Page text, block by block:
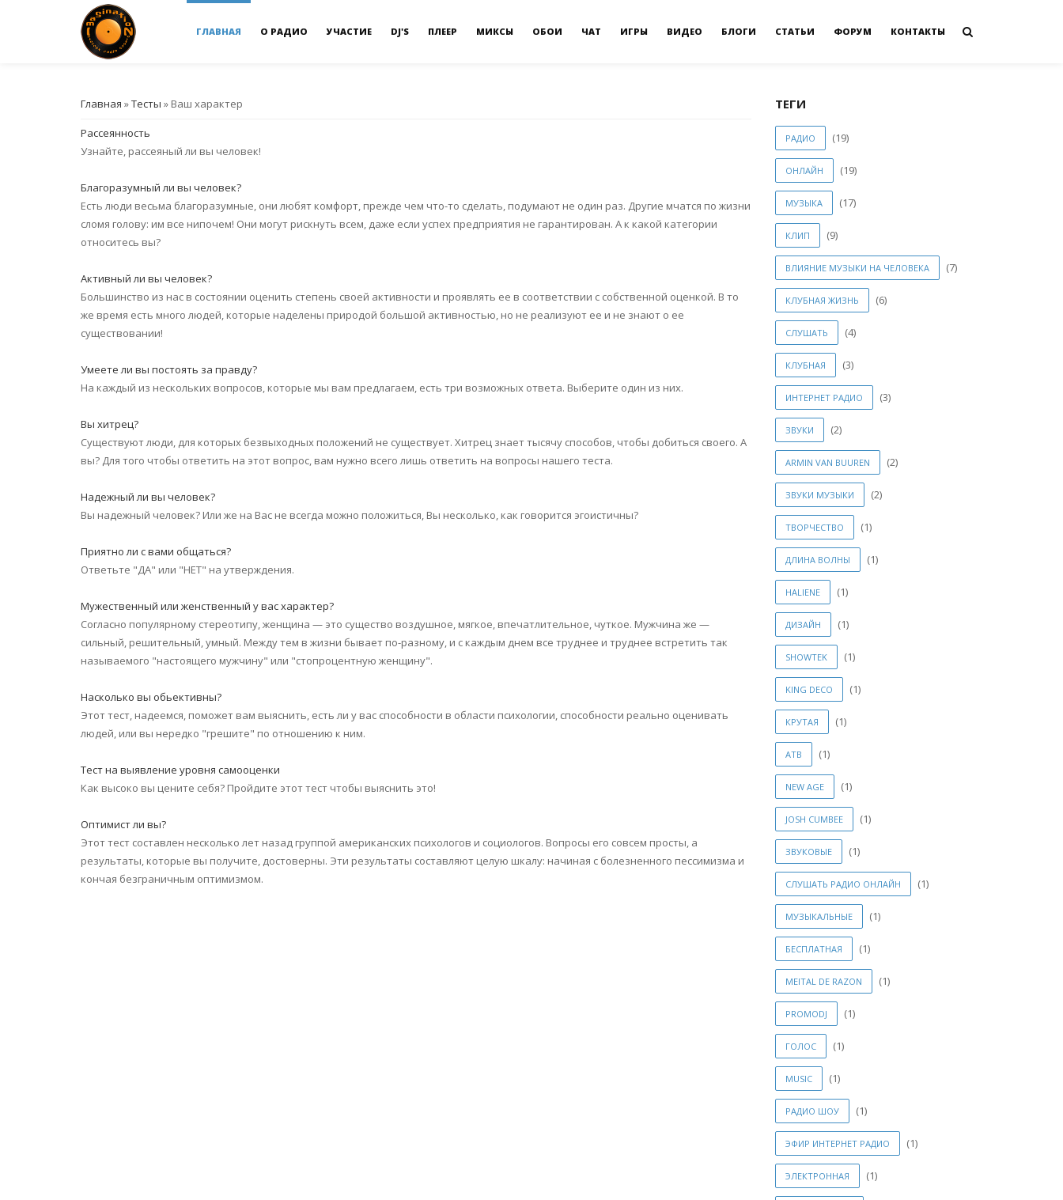
ГЛАВНАЯ О РАДИО УЧАСТИЕ DJ'S ПЛЕЕР МИКСЫ ОБОИ ЧАТ ИГРЫ ВИДЕО БЛОГИ СТАТЬИ ФОРУМ КОНТАКТЫ
Главная »Тесты » Ваш характер
Рассеянность
Узнайте, рассеяный ли вы человек!
Благоразумный ли вы человек?
Есть люди весьма благоразумные, они любят комфорт, прежде чем что-то сделать, подумают не один раз. Другие мчатся по жизни
сломя голову: им все нипочем! Они могут рискнуть всем, даже если успех предприятия не гарантирован. А к какой категории
относитесь вы?
Активный ли вы человек?
Большинство из нас в состоянии оценить степень своей активности и проявлять ее в соответствии с собственной оценкой. В то
же время есть много людей, которые наделены природой большой активностью, но не реализуют ее и не знают о ее
существовании!
Умеете ли вы постоять за правду?
На каждый из нескольких вопросов, которые мы вам предлагаем, есть три возможных ответа. Выберите один из них.
Вы хитрец?
Существуют люди, для которых безвыходных положений не существует. Хитрец знает тысячу способов, чтобы добиться своего. А
вы? Для того чтобы ответить на этот вопрос, вам нужно всего лишь ответить на вопросы нашего теста.
Надежный ли вы человек?
Вы надежный человек? Или же на Вас не всегда можно положиться, Вы несколько, как говорится эгоистичны?
Приятно ли с вами общаться?
Ответьте "ДА" или "НЕТ" на утверждения.
Мужественный или женственный у вас характер?
Согласно популярному стереотипу, женщина — это существо воздушное, мягкое, впечатлительное, чуткое. Мужчина же —
сильный, решительный, умный. Между тем в жизни бывает по-разному, и с каждым днем все труднее и труднее встретить так
называемого "настоящего мужчину" или "стопроцентную женщину".
Насколько вы обьективны?
Этот тест, надеемся, поможет вам выяснить, есть ли у вас способности в области психологии, способности реально оценивать
людей, или вы нередко "грешите" по отношению к ним.
Тест на выявление уровня самооценки
Как высоко вы цените себя? Пройдите этот тест чтобы выяснить это!
Оптимист ли вы?
Этот тест составлен несколько лет назад группой американских психологов и социологов. Вопросы его совсем просты, а
результаты, которые вы получите, достоверны. Эти результаты составляют целую шкалу: начиная с болезненного пессимизма и
кончая безграничным оптимизмом.
ТЕГИ
РАДИО (19)
ОНЛАЙН (19)
МУЗЫКА (17)
КЛИП (9)
ВЛИЯНИЕ МУЗЫКИ НА ЧЕЛОВЕКА (7)
КЛУБНАЯ ЖИЗНЬ (6)
СЛУШАТЬ (4)
КЛУБНАЯ (3)
ИНТЕРНЕТ РАДИО (3)
ЗВУКИ (2)
ARMIN VAN BUUREN (2)
ЗВУКИ МУЗЫКИ (2)
ТВОРЧЕСТВО (1)
ДЛИНА ВОЛНЫ (1)
HALIENE (1)
ДИЗАЙН (1)
SHOWTEK (1)
KING DECO (1)
КРУТАЯ (1)
ATB (1)
NEW AGE (1)
JOSH CUMBEE (1)
ЗВУКОВЫЕ (1)
СЛУШАТЬ РАДИО ОНЛАЙН (1)
МУЗЫКАЛЬНЫЕ (1)
БЕСПЛАТНАЯ (1)
MEITAL DE RAZON (1)
PROMODJ (1)
ГОЛОС (1)
MUSIC (1)
РАДИО ШОУ (1)
ЭФИР ИНТЕРНЕТ РАДИО (1)
ЭЛЕКТРОННАЯ (1)